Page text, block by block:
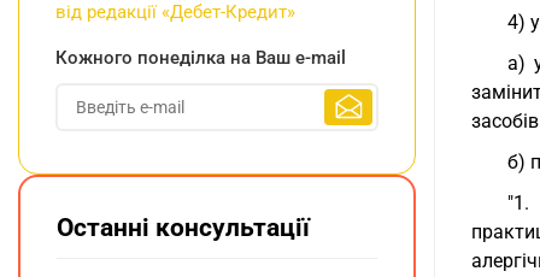
4)
а)
б)
"1.
від редакції «Дебет-Кредит»
Кожного понеділка на Ваш e-mail
Останні консультації